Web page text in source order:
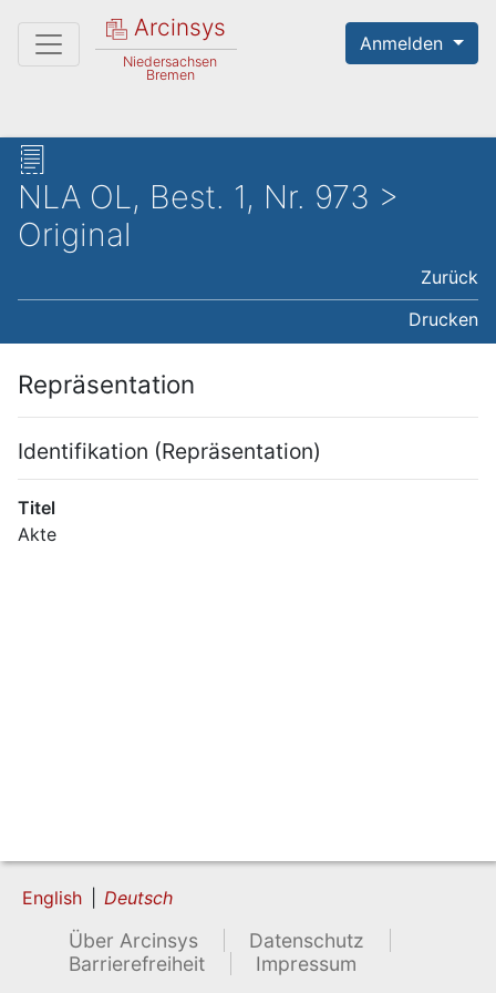
Arcinsys
Niedersachsen
Bremen
Anmelden
NLA OL, Best. 1, Nr. 973 >
Original
Zurück
Drucken
Repräsentation
Identifikation (Repräsentation)
Titel
Akte
English Deutsch
Über Arcinsys
Datenschutz
Barrierefreiheit
Impressum